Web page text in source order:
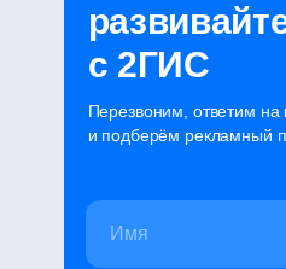
Имя
с 2ГИС
Перезвоним, ответим на
и подберём рекламный